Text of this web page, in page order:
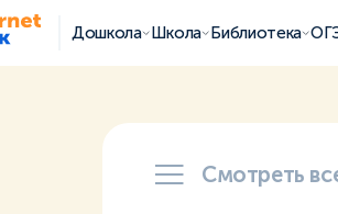
Дошкола Школа Библиотека
Смотреть